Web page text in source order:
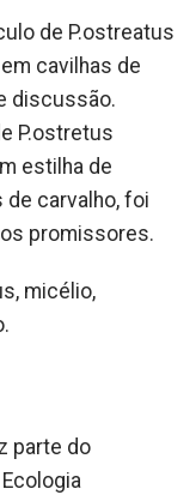
de P.ostreatus
cavilhas de
discussão.
P.ostretus
estilha de
carvalho, foi
promissores.
micélio,
parte do